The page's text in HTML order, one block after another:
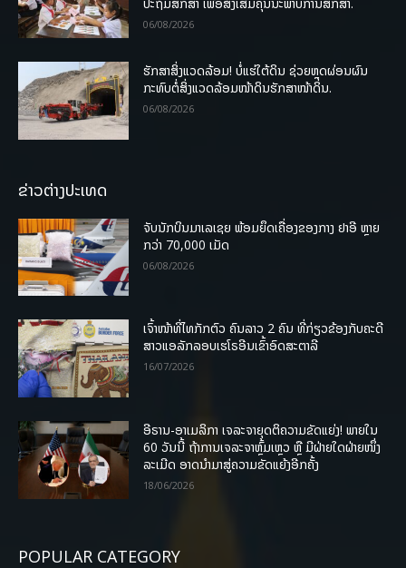
ປະຖົມສຶກສາ ເພື່ອສົ່ງເສີມຄຸນນະພາບການສຶກສາ.
06/08/2026
ຮັກສາສິ່ງແວດລ້ອມ! ບໍ່ແຮ່ໃຕ້ດິນ ຊ່ວຍຫຼຸດຜ່ອນຜົນ
ກະທົບຕໍ່ສິ່ງແວດລ້ອມໜ້າດິນຮັກສາໜ້າດິນ.
06/08/2026
ຂ່າວຕ່າງປະເທດ
ຈັບນັກບິນມາເລເຊຍ ພ້ອມຍຶດເຄື່ອງຂອງກາງ ຢາອີ ຫຼາຍ
ກວ່າ 70,000 ເມັດ
06/08/2026
ເຈົ້າໜ້າທີ່ໄທກັກຕົວ ຄົນລາວ 2 ຄົນ ທີ່ກ່ຽວຂ້ອງກັບຄະດີ
ສາວແອລັກລອບເຮໂຣອີນເຂົ້າອົດສະຕາລີ
16/07/2026
ອີຣານ-ອາເມລິກາ ເຈລະຈາຍຸດຕິຄວາມຂັດແຍ່ງ! ພາຍໃນ
60 ວັນນີ້ ຖ້າການເຈລະຈາຫຼົ້ມເຫຼວ ຫຼື ມີຝ່າຍໃດຝ່າຍໜຶ່ງ
ລະເມີດ ອາດນໍາມາສູ່ຄວາມຂັດແຍ້ງອີກຄັ້ງ
18/06/2026
POPULAR CATEGORY